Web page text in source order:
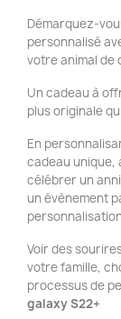
Démarquez-
personnalisé
votre animal de
Un cadeau à
plus originale
En
cadeau unique,
célébrer un
un évènement
Voir des
votre famille,
processus de
galaxy S22+